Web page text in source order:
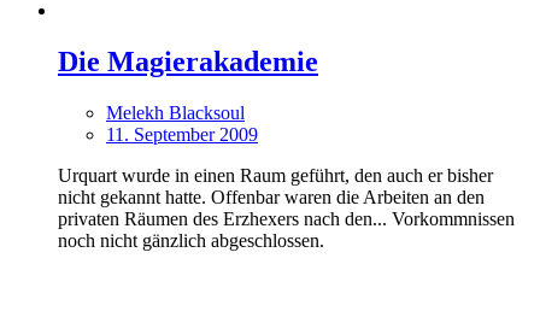
Die Magierakademie
Melekh Blacksoul
11. September 2009
Urquart wurde in einen Raum geführt, den auch er bisher
nicht gekannt hatte. Offenbar waren die Arbeiten an den
privaten Räumen des Erzhexers nach den... Vorkommnissen
noch nicht gänzlich abgeschlossen.